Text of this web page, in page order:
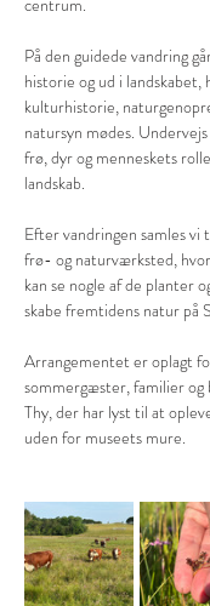
centrum.
På den guidede vandring
historie og ud i landskabet,
kulturhistorie,
natursyn mødes.
frø, dyr og menneskets
landskab.
Efter vandringen samles vi
frø- og naturværksted,
kan se nogle af de planter
skabe fremtidens natur på
Arrangementet er oplagt
sommergæster, familier og
Thy, der har lyst til at
uden for museets mure.